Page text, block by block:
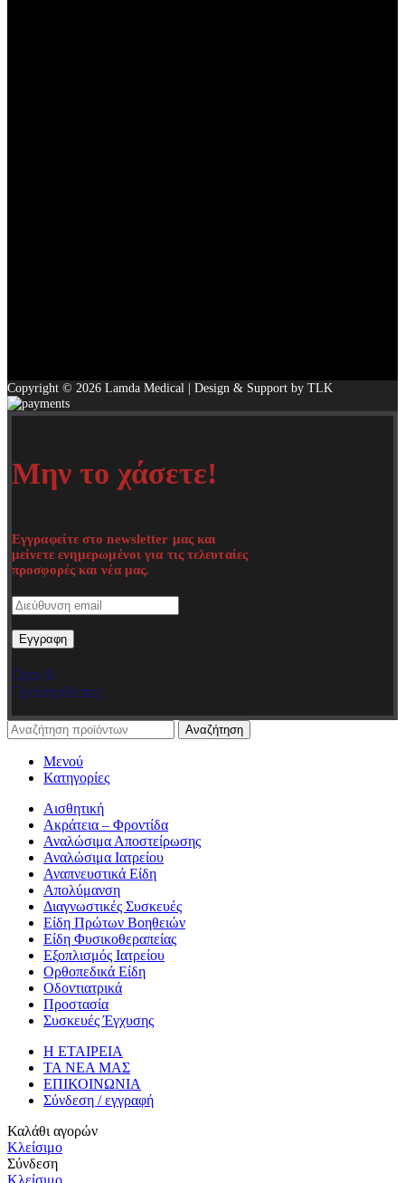
Copyright © 2026 Lamda Medical | Design & Support by TLK
Μην το χάσετε!
Εγγραφείτε στο newsletter μας και
μείνετε ενημερωμένοι για τις τελευταίες
προσφορές και νέα μας.
Όροι &
Προϋποθέσεις
Αναζήτηση
Μενού
Κατηγορίες
Αισθητική
Ακράτεια – Φροντίδα
Αναλώσιμα Αποστείρωσης
Αναλώσιμα Ιατρείου
Αναπνευστικά Είδη
Απολύμανση
Διαγνωστικές Συσκευές
Είδη Πρώτων Βοηθειών
Είδη Φυσικοθεραπείας
Εξοπλισμός Ιατρείου
Ορθοπεδικά Είδη
Οδοντιατρικά
Προστασία
Συσκευές Έγχυσης
Η ΕΤΑΙΡΕΙΑ
ΤΑ ΝΕΑ ΜΑΣ
ΕΠΙΚΟΙΝΩΝΙΑ
Σύνδεση / εγγραφή
Καλάθι αγορών
Κλείσιμο
Σύνδεση
Κλείσιμο